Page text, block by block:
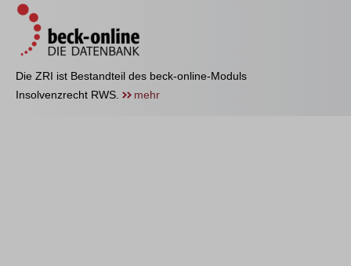
Die ZRI ist Bestandteil des beck-online-Moduls
Insolvenzrecht RWS.
mehr